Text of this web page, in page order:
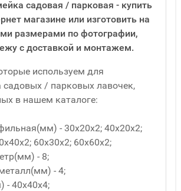
садовая / парковая - купить
магазине или изготовить на
размерами по фотографии,
с доставкой и монтажем.
используем для
садовых / парковых лавочек,
в нашем каталоге:
- 30x20x2; 40x20x2;
60x30x2; 60x60x2;
- 8;
- 4;
- 40x40x4;